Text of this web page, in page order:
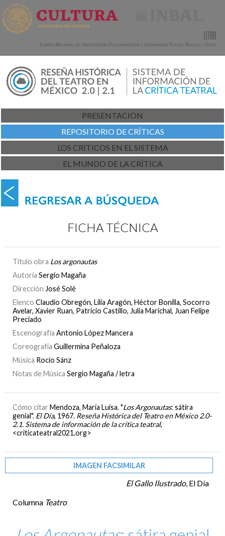
PRESENTACIÓN
REPOSITORIO DE CRÍTICAS
LOS CRÍTICOS EN EL SISTEMA
EL MUNDO DE LA CRÍTICA
FICHA TÉCNICA
Título obra Los argonautas
Autoría Sergio Magaña
Dirección José Solé
Elenco Claudio Obregón, Lilia Aragón, Héctor Bonilla, Socorro
Avelar, Xavier Ruan, Patricio Castillo, Julia Marichal, Juan Felipe
Preciado
Escenografía Antonio López Mancera
Coreografía Guillermina Peñaloza
Música Rocío Sánz
Notas de Música Sergio Magaña / letra
Cómo citar Mendoza, María Luisa. "Los Argonautas: sátira
genial". El Día, 1967. Reseña Histórica del Teatro en México 2.0-
2.1. Sistema de información de la crítica teatral,
<criticateatral2021.org>
IMAGEN FACSIMILAR
El Gallo Ilustrado, El Día
Columna Teatro